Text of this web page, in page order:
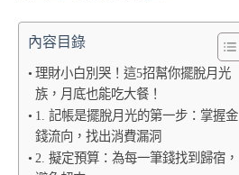
內容目錄
理財小白別哭！這5招幫你擺脫月光
族，月底也能吃大餐！
1. 記帳是擺脫月光的第一步：掌握金
錢流向，找出消費漏洞
2. 擬定預算：為每一筆錢找到歸宿，